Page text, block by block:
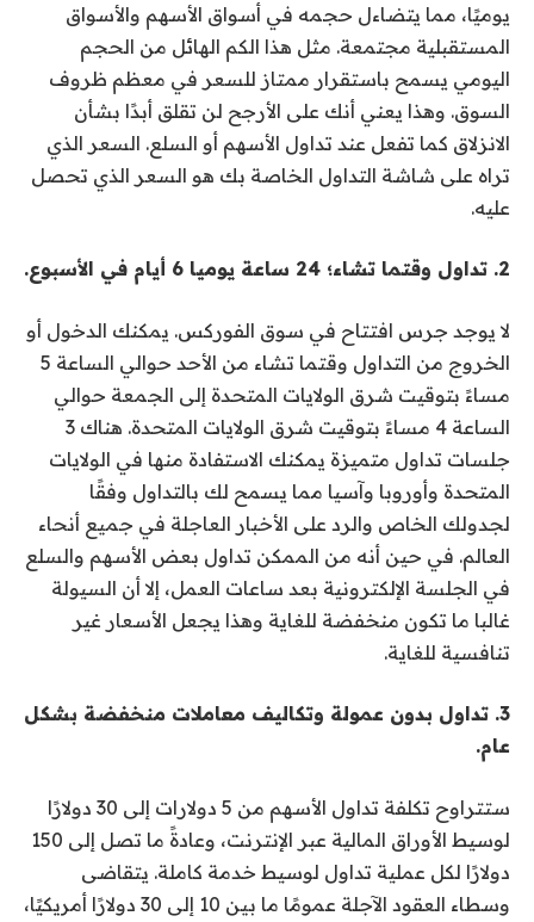
يوميًا، مما يتضاءل حجمه في أسواق الأسهم والأسواق
المستقبلية مجتمعة. مثل هذا الكم الهائل من الحجم
اليومي يسمح باستقرار ممتاز للسعر في معظم ظروف
السوق. وهذا يعني أنك على الأرجح لن تقلق أبدًا بشأن
الانزلاق كما تفعل عند تداول الأسهم أو السلع. السعر الذي
تراه على شاشة التداول الخاصة بك هو السعر الذي تحصل
عليه.
2. تداول وقتما تشاء؛ 24 ساعة يوميا 6 أيام في الأسبوع.
لا يوجد جرس افتتاح في سوق الفوركس. يمكنك الدخول أو
الخروج من التداول وقتما تشاء من الأحد حوالي الساعة 5
مساءً بتوقيت شرق الولايات المتحدة إلى الجمعة حوالي
الساعة 4 مساءً بتوقيت شرق الولايات المتحدة. هناك 3
جلسات تداول متميزة يمكنك الاستفادة منها في الولايات
المتحدة وأوروبا وآسيا مما يسمح لك بالتداول وفقًا
لجدولك الخاص والرد على الأخبار العاجلة في جميع أنحاء
العالم. في حين أنه من الممكن تداول بعض الأسهم والسلع
في الجلسة الإلكترونية بعد ساعات العمل، إلا أن السيولة
غالبا ما تكون منخفضة للغاية وهذا يجعل الأسعار غير
تنافسية للغاية.
3. تداول بدون عمولة وتكاليف معاملات منخفضة بشكل
عام.
ستتراوح تكلفة تداول الأسهم من 5 دولارات إلى 30 دولارًا
لوسيط الأوراق المالية عبر الإنترنت، وعادةً ما تصل إلى 150
دولارًا لكل عملية تداول لوسيط خدمة كاملة. يتقاضى
وسطاء العقود الآجلة عمومًا ما بين 10 إلى 30 دولارًا أمريكيًا،